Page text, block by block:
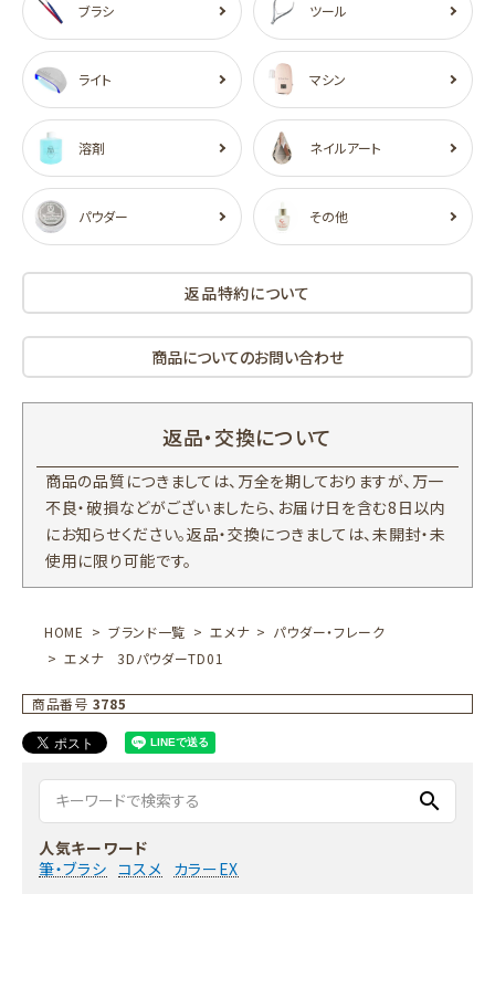
ブラシ ツール
ライト マシン
溶剤 ネイルアート
パウダー その他
返品特約について
商品についてのお問い合わせ
返品・交換について
商品の品質につきましては、万全を期しておりますが、万一
不良・破損などがございましたら、お届け日を含む8日以内
にお知らせください。返品・交換につきましては、未開封・未
使用に限り可能です。
HOME ブランド一覧 エメナ
パウダー・フレーク
エメナ 3DパウダーTD01
商品番号 3785
search
人気キーワード
筆・ブラシ コスメ カラーEX